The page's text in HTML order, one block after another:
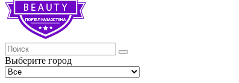
Выберите город